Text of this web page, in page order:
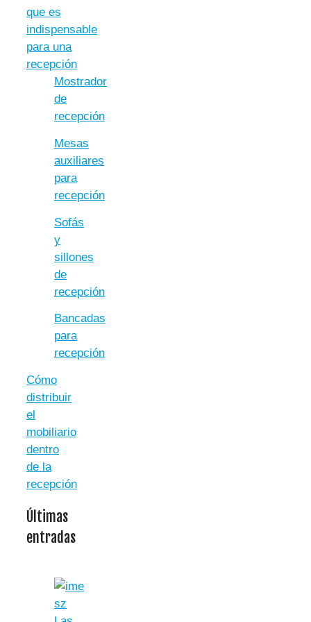
que es
indispensable
para una
recepción
Mostrador
de
recepción
Mesas
auxiliares
para
recepción
Sofás
y
sillones
de
recepción
Bancadas
para
recepción
Cómo
distribuir
el
mobiliario
dentro
de la
recepción
Últimas
entradas